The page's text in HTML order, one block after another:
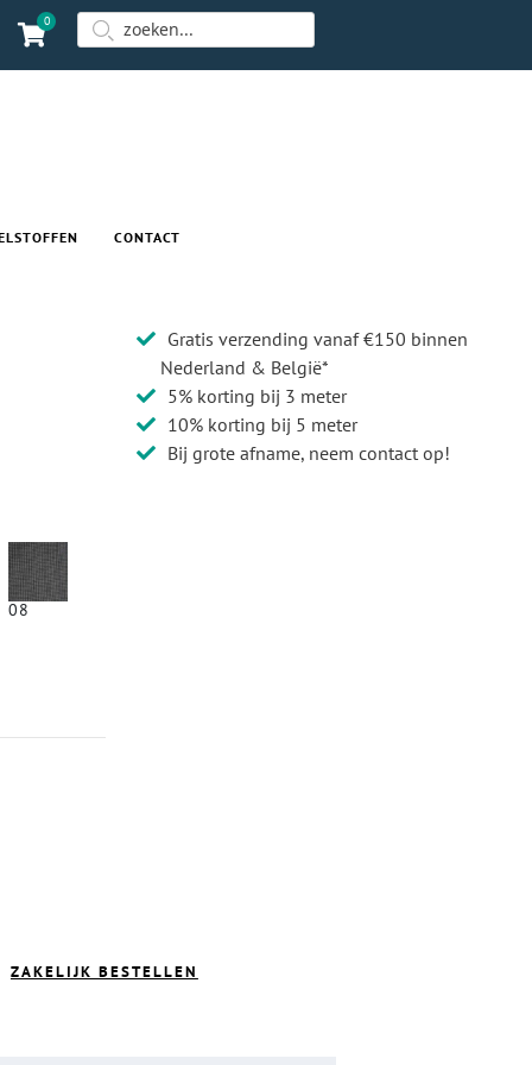
0
CONTACT
08
Gratis verzending vanaf €150 binnen
Nederland & België*
5% korting bij 3 meter
10% korting bij 5 meter
Bij grote afname, neem contact op!
ZAKELIJK BESTELLEN